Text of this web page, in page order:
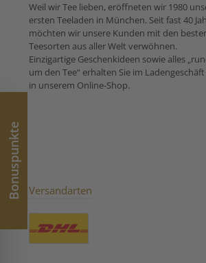
Weil wir Tee lieben, eröffneten wir 1980
ersten Teeladen in München. Seit fast 40
möchten wir unsere Kunden mit den
Teesorten aus aller Welt verwöhnen.
Einzigartige Geschenkideen sowie alles
um den Tee“ erhalten Sie im
in unserem Online-Shop.
Versandarten
Bonuspunkte